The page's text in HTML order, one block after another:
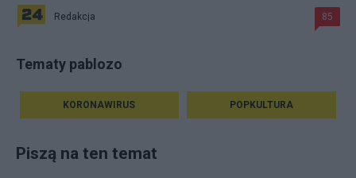
Redakcja 85
Tematy pablozo
KORONAWIRUS POPKULTURA
Piszą na ten temat